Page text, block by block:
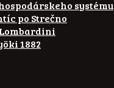
systému
po Strečno
1882